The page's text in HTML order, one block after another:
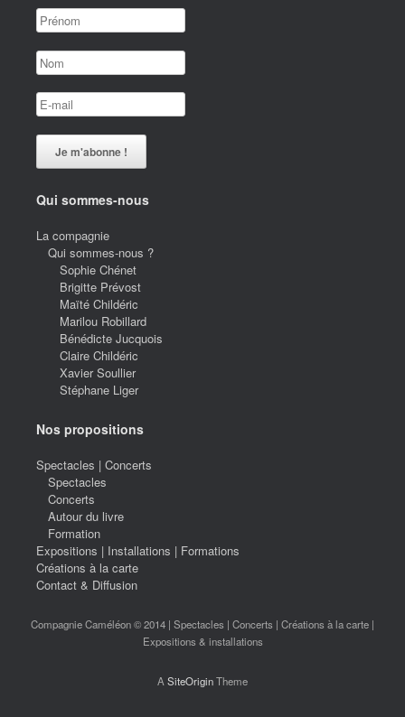
Qui sommes-nous
La compagnie
Qui sommes-nous ?
Sophie Chénet
Brigitte Prévost
Maïté Childéric
Marilou Robillard
Bénédicte Jucquois
Claire Childéric
Xavier Soullier
Stéphane Liger
Nos propositions
Spectacles | Concerts
Spectacles
Concerts
Autour du livre
Formation
Expositions | Installations | Formations
Créations à la carte
Contact & Diffusion
Compagnie Caméléon © 2014 | Spectacles | Concerts | Créations à la carte |
Expositions & installations
A SiteOriginTheme